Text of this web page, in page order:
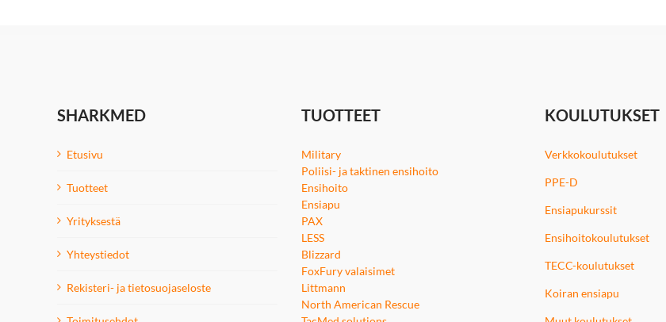
SHARKMED
Etusivu
Tuotteet
Yrityksestä
Yhteystiedot
Rekisteri- ja tietosuojaseloste
TUOTTEET
Military
Poliisi- ja taktinen ensihoito
Ensihoito
Ensiapu
PAX
LESS
Blizzard
FoxFury valaisimet
Littmann
North American Rescue
KOULUTUKSET
Verkkokoulutukset
PPE-D
Ensiapukurssit
Ensihoitokoulutukset
TECC-koulutukset
Koiran ensiapu